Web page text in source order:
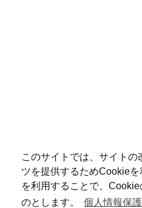
このサイトでは、サイトの
ツを提供するためCookieを
を利用することで、
のとします。
個人情報保